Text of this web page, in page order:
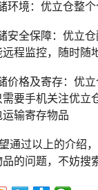
环境：优立仓整
安全保障：优立
程监控，随时随
价格及寄存：优
要手机关注优立
输寄存物品
过以上的介绍，
的问题，不妨搜